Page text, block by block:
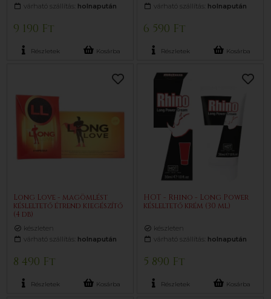
várható szállítás: holnapután
9 190 Ft
Részletek Kosárba
várható szállítás: holnapután
6 590 Ft
Részletek Kosárba
Long Love - magömlést
késleltető étrend kiegészítő
(4 db)
készleten
várható szállítás: holnapután
8 490 Ft
Részletek Kosárba
HOT - Rhino - Long Power
késleltető krém (30 ml)
készleten
várható szállítás: holnapután
5 890 Ft
Részletek Kosárba